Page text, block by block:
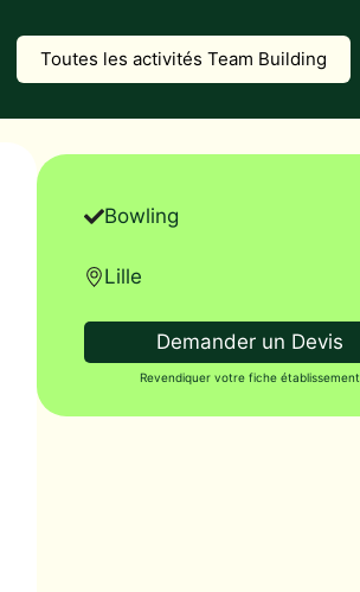
Toutes les activités Team Building
Bowling
Lille
Demander un Devis
Revendiquer votre fiche établissement